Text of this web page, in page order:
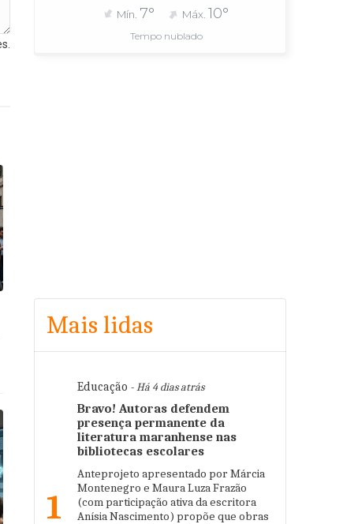
Mín. 7° Máx. 10°
Tempo nublado
Mais lidas
1
Educação - Há 4 dias atrás
Bravo! Autoras defendem
presença permanente da
literatura maranhense nas
bibliotecas escolares
Anteprojeto apresentado por Márcia
Montenegro e Maura Luza Frazão
(com participação ativa da escritora
Anísia Nascimento) propõe que obras